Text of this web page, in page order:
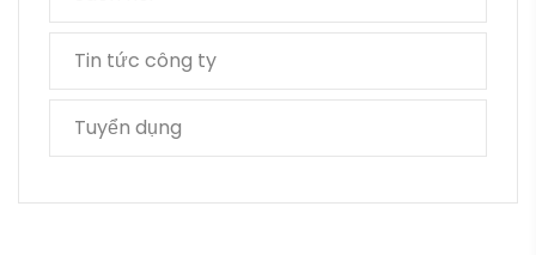
Tin tức công ty
Tuyển dụng